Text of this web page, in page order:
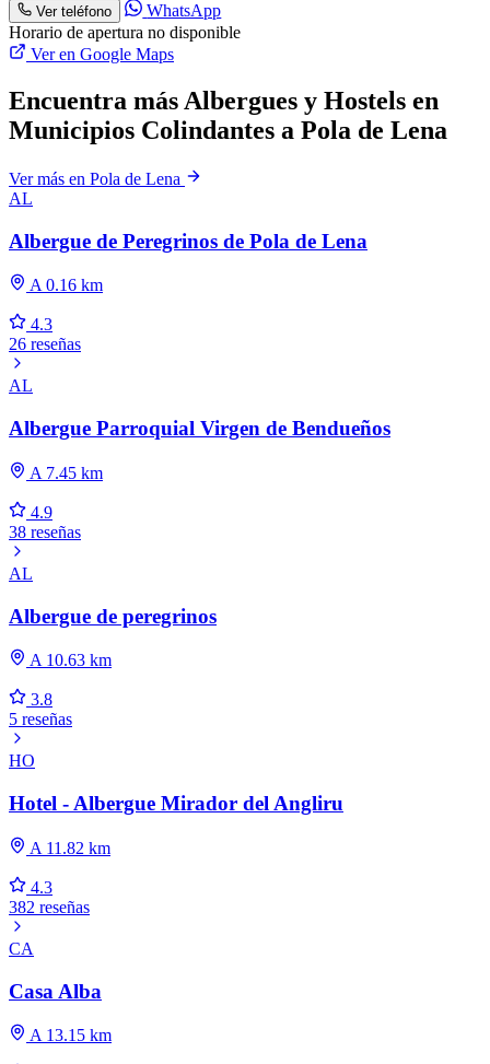
Ver teléfono
WhatsApp
Horario de apertura no disponible
Ver en Google Maps
Encuentra más Albergues y Hostels en
Municipios Colindantes a Pola de Lena
Ver más en Pola de Lena
AL
Albergue de Peregrinos de Pola de Lena
A 0.16 km
4.3
26 reseñas
AL
Albergue Parroquial Virgen de Bendueños
A 7.45 km
4.9
38 reseñas
AL
Albergue de peregrinos
A 10.63 km
3.8
5 reseñas
HO
Hotel - Albergue Mirador del Angliru
A 11.82 km
4.3
382 reseñas
CA
Casa Alba
A 13.15 km